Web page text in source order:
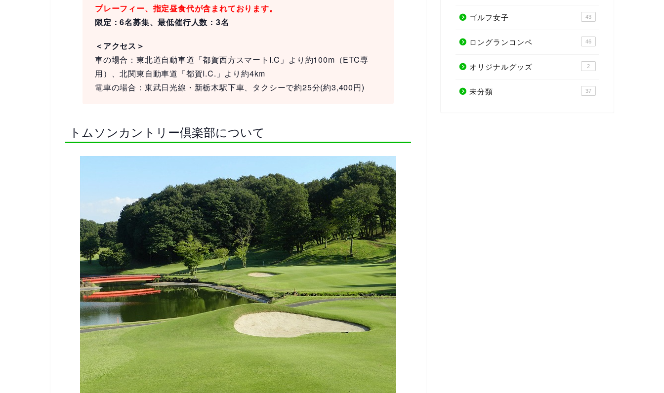
プレーフィー、指定昼食代が含まれております。
限定：6名募集、最低催行人数：3名
＜アクセス＞
車の場合：東北道自動車道「都賀西方スマートI.C」より約100m（ETC専
用）、北関東自動車道「都賀I.C.」より約4km
電車の場合：東武日光線・新栃木駅下車、タクシーで約25分(約3,400円)
トムソンカントリー倶楽部について
ゴルフ女子 43
ロングランコンペ 46
オリジナルグッズ 2
未分類 37